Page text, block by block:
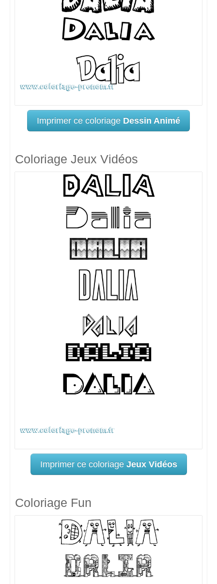
Imprimer ce coloriage Dessin Animé
Coloriage Jeux Vidéos
Imprimer ce coloriage Jeux Vidéos
Coloriage Fun